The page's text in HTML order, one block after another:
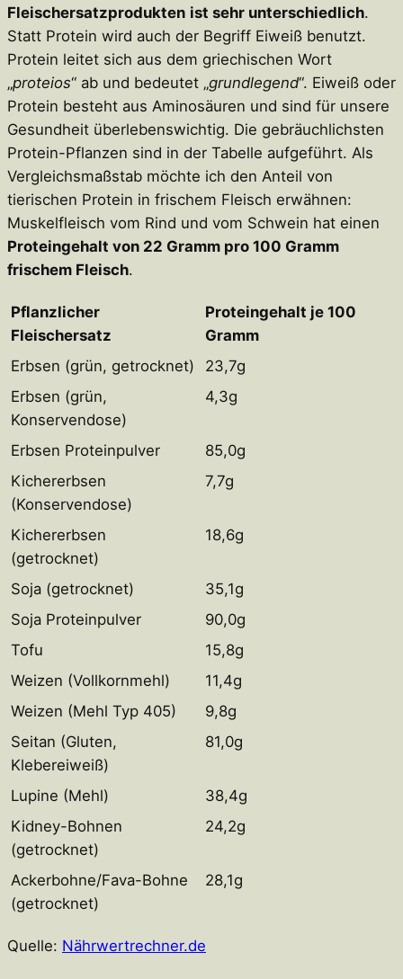
Fleischersatzprodukten ist sehr unterschiedlich.
Statt Protein wird auch der Begriff Eiweiß benutzt.
Protein leitet sich aus dem griechischen Wort
„proteios“ ab und bedeutet „grundlegend“. Eiweiß oder
Protein besteht aus Aminosäuren und sind für unsere
Gesundheit überlebenswichtig. Die gebräuchlichsten
Protein-Pflanzen sind in der Tabelle aufgeführt. Als
Vergleichsmaßstab möchte ich den Anteil von
tierischen Protein in frischem Fleisch erwähnen:
Muskelfleisch vom Rind und vom Schwein hat einen
Proteingehalt von 22 Gramm pro 100 Gramm
frischem Fleisch.
Pflanzlicher
Fleischersatz
Proteingehalt je 100
Gramm
Erbsen (grün, getrocknet)
23,7g
Erbsen (grün,
Konservendose)
4,3g
Erbsen Proteinpulver
85,0g
Kichererbsen
(Konservendose)
7,7g
Kichererbsen
(getrocknet)
18,6g
Soja (getrocknet)
35,1g
Soja Proteinpulver
90,0g
Tofu
15,8g
Weizen (Vollkornmehl)
11,4g
Weizen (Mehl Typ 405)
9,8g
Seitan (Gluten,
Klebereiweiß)
81,0g
Lupine (Mehl)
38,4g
Kidney-Bohnen
(getrocknet)
24,2g
Ackerbohne/Fava-Bohne
(getrocknet)
28,1g
Quelle: Nährwertrechner.de